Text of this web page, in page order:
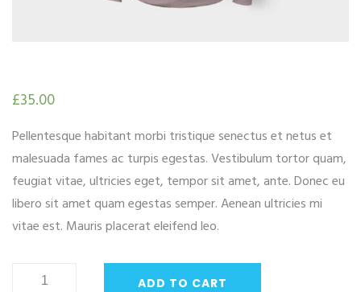
£35.00
Pellentesque habitant morbi tristique senectus et netus et
malesuada fames ac turpis egestas. Vestibulum tortor quam,
feugiat vitae, ultricies eget, tempor sit amet, ante. Donec eu
libero sit amet quam egestas semper. Aenean ultricies mi
vitae est. Mauris placerat eleifend leo.
Patient
ADD TO CART